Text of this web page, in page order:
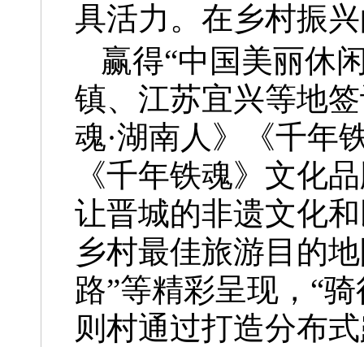
具活力。在乡村振
赢得“中国美丽休
镇、江苏宜兴等地
魂·湖南人》《千年
《千年铁魂》文化
让晋城的非遗文化
乡村最佳旅游目的
路”等精彩呈现，“
则村通过打造分布